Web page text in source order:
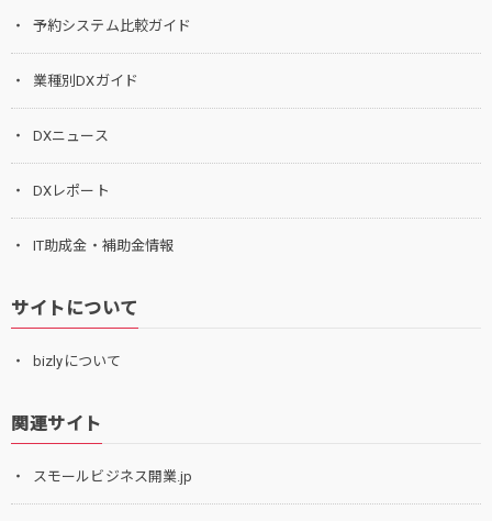
予約システム比較ガイド
業種別DXガイド
DXニュース
DXレポート
IT助成金・補助金情報
サイトについて
bizlyについて
関連サイト
スモールビジネス開業.jp